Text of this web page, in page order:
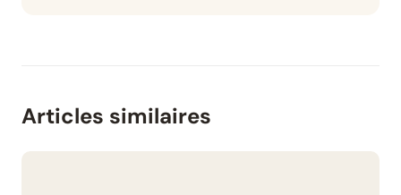
Articles similaires